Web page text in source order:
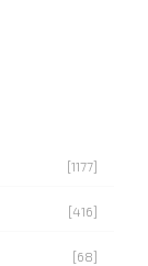
[1177]
[416]
[68]